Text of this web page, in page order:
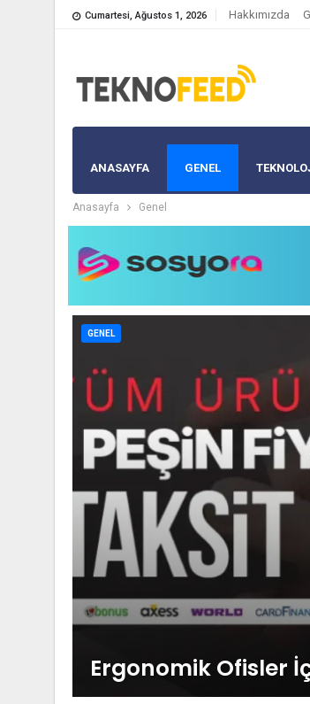
Cumartesi, Ağustos 1, 2026 Hakkımızda
ANASAYFA GENEL
Anasayfa Genel
GENEL
Ergonomik Ofisler